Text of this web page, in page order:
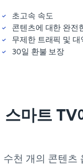
초고속 속도
콘텐츠에 대한 완전
무제한 트래픽 및 대
30일 환불 보장
스마트 TV
수천 개의 콘텐츠